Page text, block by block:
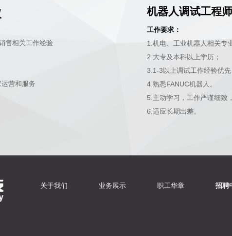
工作要求：
1.机电、工业机器人相关专
2.大专及本科以上学历；
3.1-3以上调试工作经验优
4.熟悉FANUC机器人。
5.主动学习，工作严谨细致
6.适应长期出差。
机器人调试工
售相关工作经验
营和服务
关于我们 业务展示 职工华章 招聘